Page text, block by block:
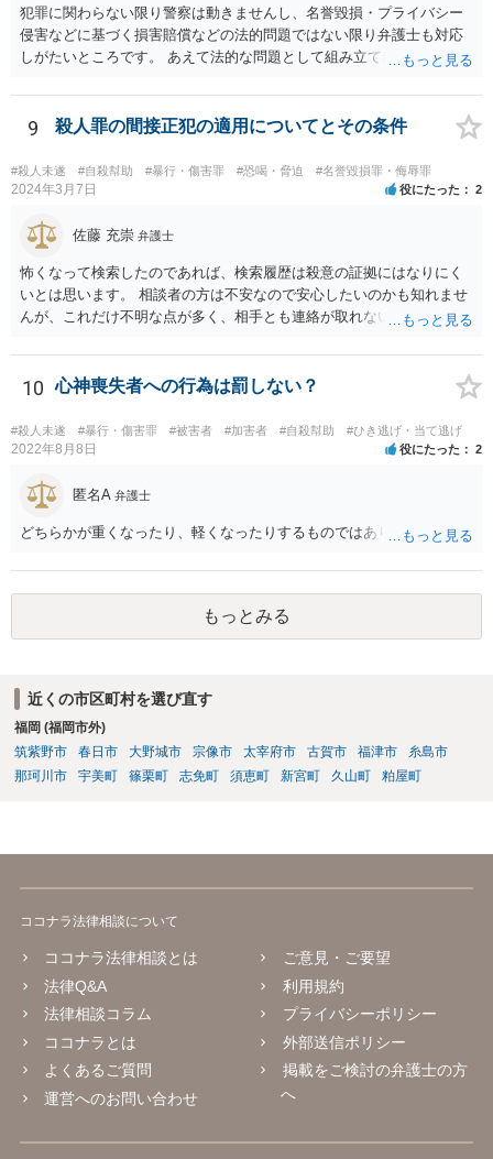
犯罪に関わらない限り警察は動きませんし、名誉毀損・プライバシー
侵害などに基づく損害賠償などの法的問題ではない限り弁護士も対応
しがたいところです。 あえて法的な問題として組み立てれば、迷惑な
考えられますが、発信者情報開示などで加害者の住所氏名を特定する
には最低でも３０万円以上の弁護士費用は必要になってくるかと思い
ます。ゲームではなく弁護士に課金しても、さほど面白くないのでは
ないですか。 逆に費用の点からして、加害者が訴訟を考えているとか
の話も、かなりの高確率でマユツバかなと思います。ゲーム内の結婚
し、うっかり「ﾀﾋね」とか書き込むと、自殺教唆罪が成立する可能性
がありますので気をつけてください。無視と運営への通報が現実的な
対応でしょう。
9 殺人罪の間接正犯の適用についてとその条件
#殺人未遂 #自殺幇助 #暴行・傷害罪 #恐喝・脅迫 #名誉毀損罪・侮辱罪
2024年3月7日 役にたった 2
佐藤 充崇 弁護士
怖くなって検索したのであれば、検索履歴は殺意の証拠にはなりにく
いとは思います。 相談者の方は不安なので安心したいのかも知れませ
んが、これだけ不明な点が多く、相手とも連絡が取れないとなると、
しますが・・・ それでもどうしても気になるようなら、弁護士に予約
取って相談すべきです。 正直、今後こういうことをしないよう気を付
けて、あとは警察が来たり民事訴訟の訴状等が家に届いたらその時考
えるしかないように思います。
10 心神喪失者への行為は罰しない？
#殺人未遂 #暴行・傷害罪 #被害者 #加害者 #自殺幇助 #ひき逃げ・当て逃げ
2022年8月8日 役にたった 2
匿名A 弁護士
どちらかが重くなったり、軽くなったりするものではありません。
もっとみる
近くの市区町村を選び直す
福岡 (福岡市外)
筑紫野市
春日市 大野城市 宗像市 太宰府市 古賀市 福津市
糸島市
那珂川市
宇美町 篠栗町 志免町 須恵町 新宮町 久山町 粕屋町
ココナラ法律相談について
ココナラ法律相談とは
法律Q&A
法律相談コラム
ココナラとは
よくあるご質問
運営へのお問い合わせ
ご意見・ご要望
利用規約
プライバシーポリシー
外部送信ポリシー
掲載をご検討の弁護士の方
へ